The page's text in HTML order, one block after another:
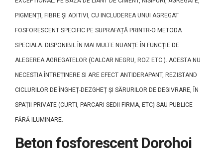
PIGMENȚI, FIBRE ȘI ADITIVI, CU INCLUDEREA UNUI AGREGAT
FOSFORESCENT SPECIFIC PE SUPRAFAȚĂ PRINTR-O METODA
SPECIALA. DISPONIBIL ÎN MAI MULTE NUANȚE ÎN FUNCȚIE DE
ALEGEREA AGREGATELOR (CALCAR NEGRU, ROZ ETC.). ACESTA NU
NECESTIA ÎNTREȚINERE SI ARE EFECT ANTIDERAPANT, REZISTAND
CICLURILOR DE ÎNGHEȚ-DEZGHEȚ ȘI SĂRURILOR DE DEGIVRARE, ÎN
SPAȚII PRIVATE (CURTI, PARCARI SEDII FIRMA, ETC) SAU PUBLICE
FĂRĂ ILUMINARE.
Beton fosforescent Dorohoi